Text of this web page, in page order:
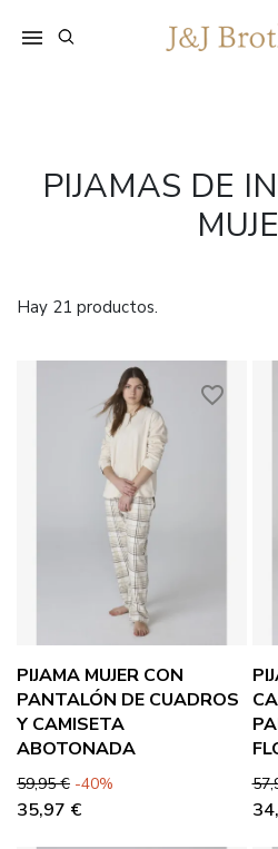
PIJAMAS DE
Hay 21 productos.
PIJAMA MUJER CON
PANTALÓN DE CUADROS
Y CAMISETA
ABOTONADA
Precio base
59,95 € Precio
-40%
35,97 €
favorite_border